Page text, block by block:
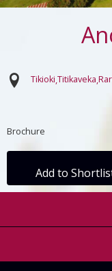
Tikioki Titikaveka
Brochure
Add to